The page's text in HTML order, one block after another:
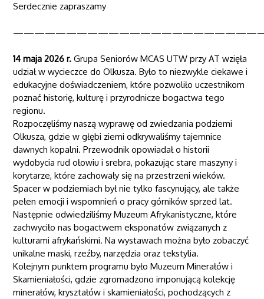
Serdecznie zapraszamy
14 maja 2026 r. Grupa Seniorów MCAS UTW przy AT wzięła
udział w wycieczce do Olkusza. Było to niezwykle ciekawe i
edukacyjne doświadczeniem, które pozwoliło uczestnikom
poznać historię, kulturę i przyrodnicze bogactwa tego
regionu.
Rozpoczęliśmy naszą wyprawę od zwiedzania podziemi
Olkusza, gdzie w głębi ziemi odkrywaliśmy tajemnice
dawnych kopalni. Przewodnik opowiadał o historii
wydobycia rud ołowiu i srebra, pokazując stare maszyny i
korytarze, które zachowały się na przestrzeni wieków.
Spacer w podziemiach był nie tylko fascynujący, ale także
pełen emocji i wspomnień o pracy górników sprzed lat.
Następnie odwiedziliśmy Muzeum Afrykanistyczne, które
zachwyciło nas bogactwem eksponatów związanych z
kulturami afrykańskimi. Na wystawach można było zobaczyć
unikalne maski, rzeźby, narzędzia oraz tekstylia.
Kolejnym punktem programu było Muzeum Minerałów i
Skamieniałości, gdzie zgromadzono imponującą kolekcję
minerałów, kryształów i skamieniałości, pochodzących z